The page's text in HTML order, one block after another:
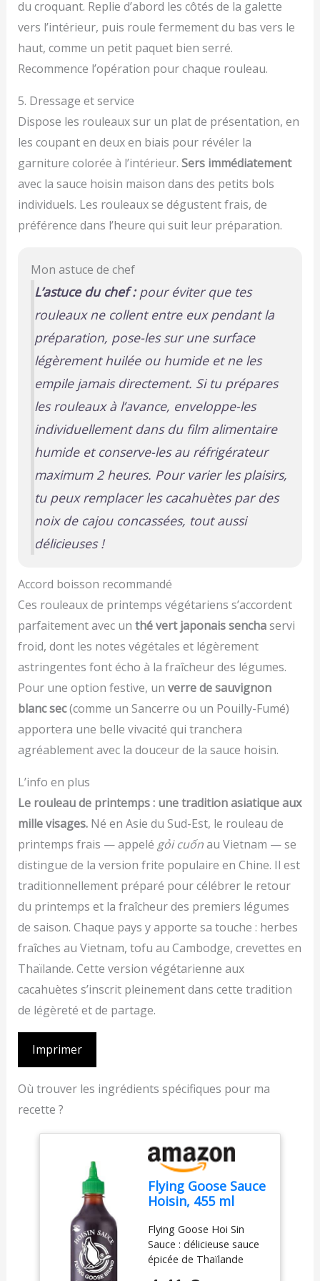
du croquant. Replie d’abord les côtés de la galette
vers l’intérieur, puis roule fermement du bas vers le
haut, comme un petit paquet bien serré.
Recommence l’opération pour chaque rouleau.
5. Dressage et service
Dispose les rouleaux sur un plat de présentation, en
les coupant en deux en biais pour révéler la
garniture colorée à l’intérieur. Sers immédiatement
avec la sauce hoisin maison dans des petits bols
individuels. Les rouleaux se dégustent frais, de
préférence dans l’heure qui suit leur préparation.
Mon astuce de chef
L’astuce du chef :pour éviter que tes
rouleaux ne collent entre eux pendant la
préparation, pose-les sur une surface
légèrement huilée ou humide et ne les
empile jamais directement. Si tu prépares
les rouleaux à l’avance, enveloppe-les
individuellement dans du film alimentaire
humide et conserve-les au réfrigérateur
maximum 2 heures. Pour varier les plaisirs,
tu peux remplacer les cacahuètes par des
noix de cajou concassées, tout aussi
délicieuses !
Accord boisson recommandé
Ces rouleaux de printemps végétariens s’accordent
parfaitement avec un thé vert japonais senchaservi
froid, dont les notes végétales et légèrement
astringentes font écho à la fraîcheur des légumes.
Pour une option festive, un verre de sauvignon
blanc sec(comme un Sancerre ou un Pouilly-Fumé)
apportera une belle vivacité qui tranchera
agréablement avec la douceur de la sauce hoisin.
L’info en plus
Le rouleau de printemps : une tradition asiatique aux
mille visages.Né en Asie du Sud-Est, le rouleau de
printemps frais — appelé gỏi cuốnau Vietnam — se
distingue de la version frite populaire en Chine. Il est
traditionnellement préparé pour célébrer le retour
du printemps et la fraîcheur des premiers légumes
de saison. Chaque pays y apporte sa touche : herbes
fraîches au Vietnam, tofu au Cambodge, crevettes en
Thaïlande. Cette version végétarienne aux
cacahuètes s’inscrit pleinement dans cette tradition
de légèreté et de partage.
Imprimer
Où trouver les ingrédients spécifiques pour ma
recette ?
Flying Goose Sauce
Hoisin, 455 ml
Flying Goose Hoi Sin
Sauce : délicieuse sauce
épicée de Thaïlande